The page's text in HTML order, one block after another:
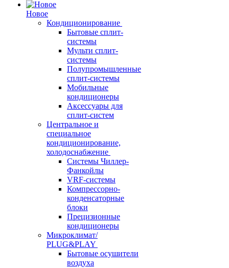
Новое
Кондиционирование
Бытовые сплит-
системы
Мульти сплит-
системы
Полупромышленные
сплит-системы
Мобильные
кондиционеры
Аксессуары для
сплит-систем
Центральное и
специальное
кондиционирование,
холодоснабжение
Системы Чиллер-
Фанкойлы
VRF-системы
Компрессорно-
конденсаторные
блоки
Прецизионные
кондиционеры
Микроклимат/
PLUG&PLAY
Бытовые осушители
воздуха